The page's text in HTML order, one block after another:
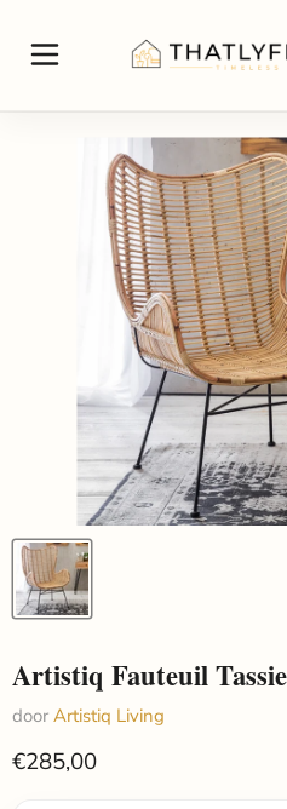
Artistiq Fauteuil
door Artistiq Living
€285,00